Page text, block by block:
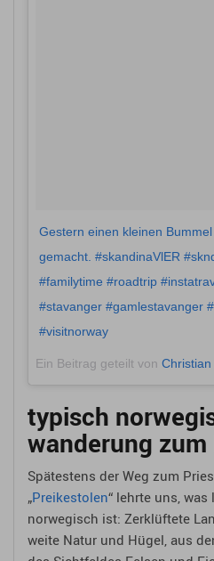
Gestern einen kleinen
gemacht. #skandinaVlER
#familytime #roadtrip
#stavanger #gamlestavanger
#visitnorway
Ein Beitrag geteilt von
typisch
wanderung
Spätestens der Weg zum
„Preikestolen“ lehrte uns,
norwegisch ist: Zerklüftete
weite Natur und Hügel, aus